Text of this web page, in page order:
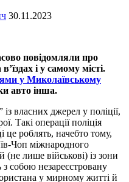
30.11.2023
повідомляли про
і у самому місті.
у Миколаївському
авто інша.
власних джерел у поліції,
Такі операції поліція
роблять, начебто тому,
Чоп міжнародного
(не лише військові) із зони
собою незареєстровану
у мирному житті й